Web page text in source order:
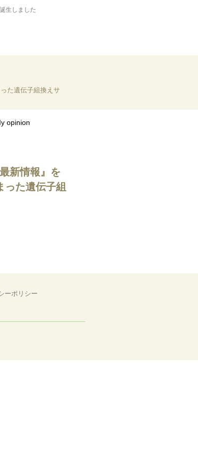
生しました
た遺伝子組換えサ
opinion
新情報』を
った遺伝子組
ーポリシー